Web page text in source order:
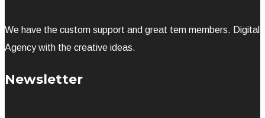
We have the custom support and great tem members. Digital
Agency with the creative ideas.
Newsletter